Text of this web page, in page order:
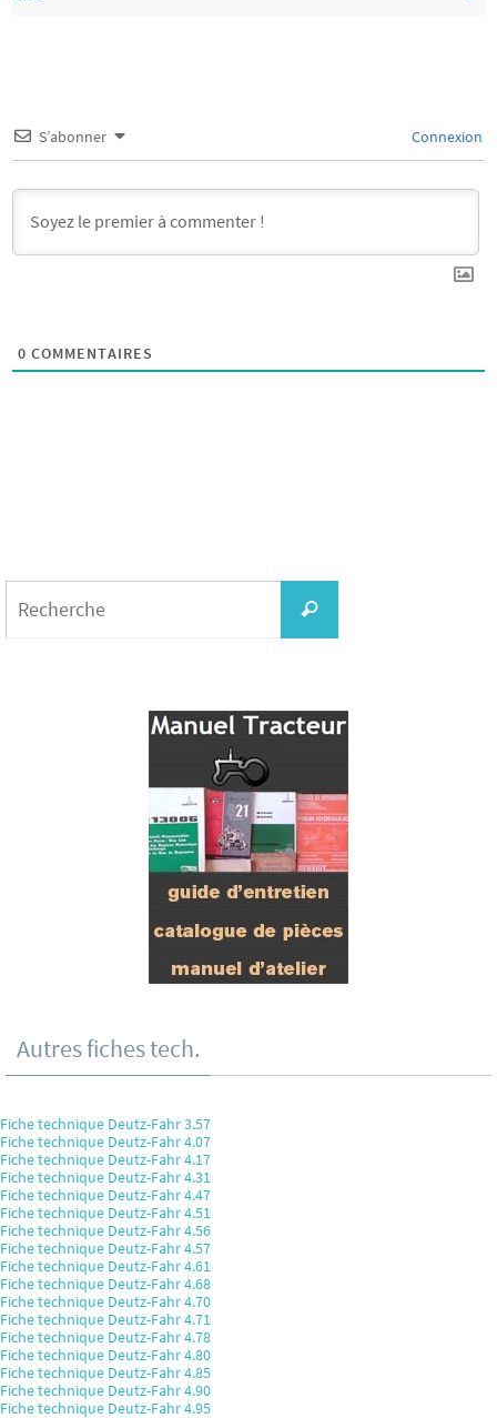
S’abonner Connexion
0 COMMENTAIRES
Recherche
Autres fiches tech.
Fiche technique Deutz-Fahr 3.57
Fiche technique Deutz-Fahr 4.07
Fiche technique Deutz-Fahr 4.17
Fiche technique Deutz-Fahr 4.31
Fiche technique Deutz-Fahr 4.47
Fiche technique Deutz-Fahr 4.51
Fiche technique Deutz-Fahr 4.56
Fiche technique Deutz-Fahr 4.57
Fiche technique Deutz-Fahr 4.61
Fiche technique Deutz-Fahr 4.68
Fiche technique Deutz-Fahr 4.70
Fiche technique Deutz-Fahr 4.71
Fiche technique Deutz-Fahr 4.78
Fiche technique Deutz-Fahr 4.80
Fiche technique Deutz-Fahr 4.85
Fiche technique Deutz-Fahr 4.90
Fiche technique Deutz-Fahr 4.95